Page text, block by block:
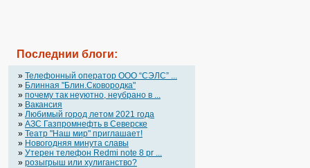
Последнии блоги:
» Телефонный оператор OOO “СЭЛС” ...
» Блинная "Блин.Сковородка"
» почему так неуютно, неубрано в ...
» Вакансия
» Любимый город летом 2021 года
» АЗС Газпромнефть в Северске
» Театр "Наш мир" приглашает!
» Новогодняя минута славы
» Утерен телефон Redmi note 8 pr ...
» розыгрыш или хулиганство?